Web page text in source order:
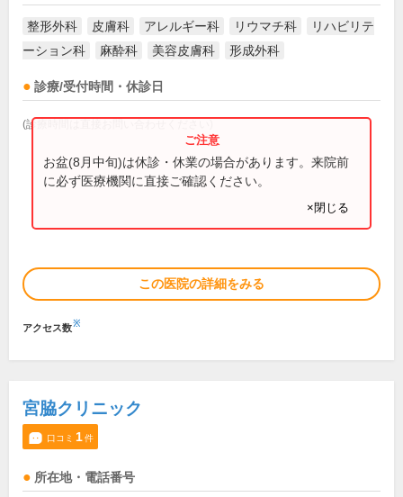
整形外科 皮膚科 アレルギー科 リウマチ科
リハビリテ
ーション科
麻酔科 美容皮膚科 形成外科
診療/受付時間・休診日
(診療時間は直接お問い合わせください)
お盆(8月中旬)は休診・休業の場合があります。来院前
に必ず医療機関に直接ご確認ください。
×閉じる
この医院の詳細をみる
アクセス数※
宮脇クリニック
口コミ 1件
所在地・電話番号